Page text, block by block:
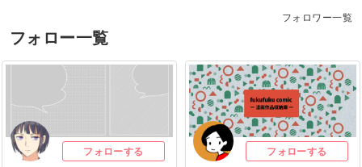
フォロー一覧
フォロワー一覧
フォローする フォローする